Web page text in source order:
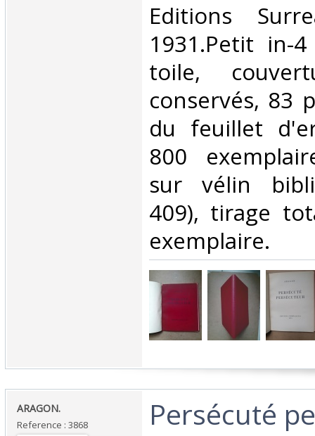
‎Editions
1931.Petit in-
toile,
conservés, 83
du feuillet
800
sur vélin
409), tirage
exemplaire.‎
‎ARAGON. ‎
Reference : 3868
‎Persécuté